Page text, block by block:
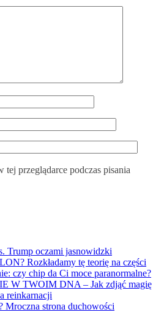
tej przeglądarce podczas pisania
Trump oczami jasnowidzki
Rozkładamy tę teorię na części
czy chip da Ci moce paranormalne?
W TWOIM DNA – Jak zdjąć magię
reinkarnacji
Mroczna strona duchowości